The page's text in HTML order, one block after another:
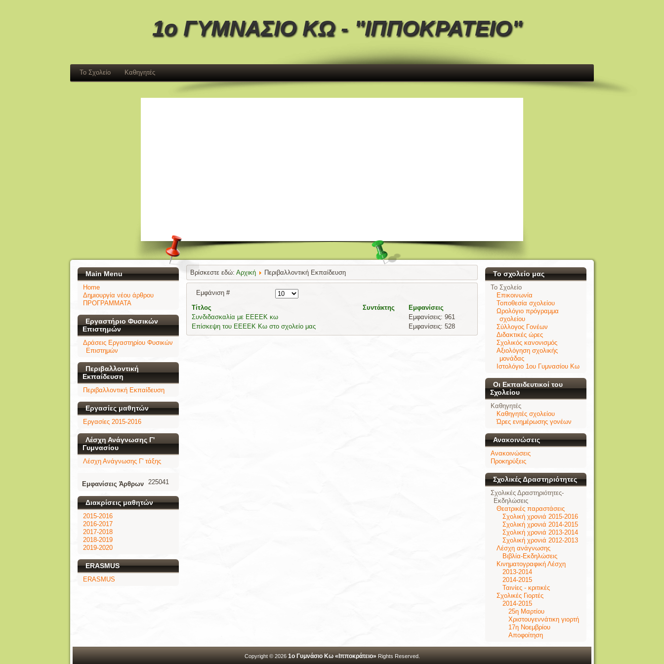
1ο ΓΥΜΝΑΣΙΟ ΚΩ - "ΙΠΠΟΚΡΑΤΕΙΟ"
Το Σχολείο Καθηγητές
Main Menu
Home
Δημιουργία νέου άρθρου
ΠΡΟΓΡΑΜΜΑΤΑ
Εργαστήριο Φυσικών
Επιστημών
Δράσεις Εργαστηρίου Φυσικών
Επιστημών
Περιβαλλοντική
Εκπαίδευση
Περιβαλλοντική Εκπαίδευση
Εργασίες μαθητών
Εργασίες 2015-2016
Λέσχη Ανάγνωσης Γ'
Γυμνασίου
Λέσχη Ανάγνωσης Γ' τάξης
Εμφανίσεις Άρθρων 225041
Διακρίσεις μαθητών
2015-2016
2016-2017
2017-2018
2018-2019
2019-2020
ERASMUS
ERASMUS
Βρίσκεστε εδώ: Αρχική Περιβαλλοντική Εκπαίδευση
Εμφάνιση #
Τίτλος
Συντάκτης
Εμφανίσεις
Συνδιδασκαλία με ΕΕΕΕΚ κω
Εμφανίσεις: 961
Επίσκεψη του ΕΕΕΕΚ Κω στο σχολείο μας
Εμφανίσεις: 528
Το σχολείο μας
Το Σχολείο
Επικοινωνία
Τοποθεσία σχολείου
Ωρολόγιο πρόγραμμα
σχολείου
Σύλλογος Γονέων
Διδακτικές ώρες
Σχολικός κανονισμός
Αξιολόγηση σχολικής
μονάδας
Ιστολόγιο 1ου Γυμνασίου Κω
Οι Εκπαιδευτικοί του
Σχολείου
Καθηγητές
Καθηγητές σχολείου
Ώρες ενημέρωσης γονέων
Ανακοινώσεις
Ανακοινώσεις
Προκηρύξεις
Σχολικές Δραστηριότητες
Σχολικές Δραστηριότητες-
Εκδηλώσεις
Θεατρικές παραστάσεις
Σχολική χρονιά 2015-2016
Σχολική χρονιά 2014-2015
Σχολική χρονιά 2013-2014
Σχολική χρονιά 2012-2013
Λέσχη ανάγνωσης
Βιβλία-Εκδηλώσεις
Κινηματογραφική Λέσχη
2013-2014
2014-2015
Ταινίες - κριτικές
Σχολικές Γιορτές
2014-2015
25η Μαρτίου
Χριστουγεννάτικη γιορτή
17η Νοεμβρίου
Αποφοίτηση
Copyright © 2026 1ο Γυμνάσιο Κω «Ιπποκράτειο» Rights Reserved.